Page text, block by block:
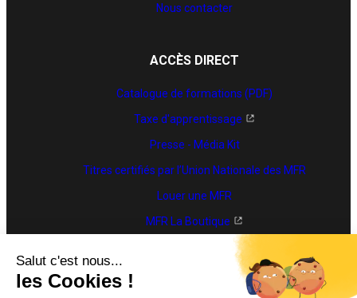
Nous contacter
ACCÈS DIRECT
Catalogue de formations (PDF)
Taxe d'apprentissage
Presse - Média Kit
Titres certifiés par l’Union Nationale des MFR
Louer une MFR
MFR La Boutique
Trouver une formation